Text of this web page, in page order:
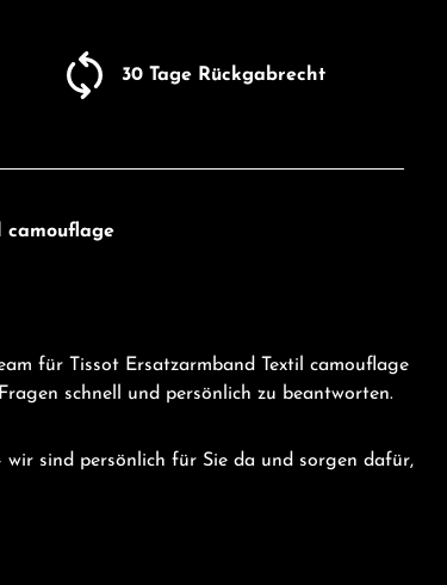
30 Tage Rückgabrecht
camouflage
für Tissot Ersatzarmband Textil camouflage
schnell und persönlich zu beantworten.
sind persönlich für Sie da und sorgen dafür,